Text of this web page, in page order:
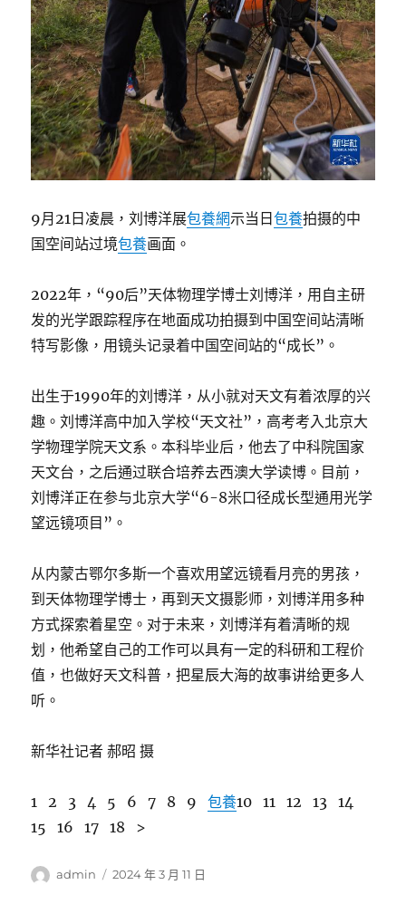
9月21日凌晨，刘博洋展包養網示当日包養拍摄的中
国空间站过境包養画面。
2022年，“90后”天体物理学博士刘博洋，用自主研
发的光学跟踪程序在地面成功拍摄到中国空间站清晰
特写影像，用镜头记录着中国空间站的“成长”。
出生于1990年的刘博洋，从小就对天文有着浓厚的兴
趣。刘博洋高中加入学校“天文社”，高考考入北京大
学物理学院天文系。本科毕业后，他去了中科院国家
天文台，之后通过联合培养去西澳大学读博。目前，
刘博洋正在参与北京大学“6-8米口径成长型通用光学
望远镜项目”。
从内蒙古鄂尔多斯一个喜欢用望远镜看月亮的男孩，
到天体物理学博士，再到天文摄影师，刘博洋用多种
方式探索着星空。对于未来，刘博洋有着清晰的规
划，他希望自己的工作可以具有一定的科研和工程价
值，也做好天文科普，把星辰大海的故事讲给更多人
听。
新华社记者 郝昭 摄
1 2 3 4 5 6 7 8 9包養10 11 12 13 14
15 16 17 18 >
作
admin
發
2024 年 3 月 11 日